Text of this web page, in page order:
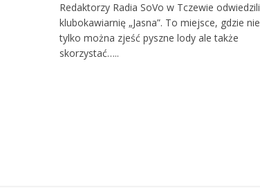
Redaktorzy Radia SoVo w Tczewie odwiedzili
klubokawiarnię „Jasna”. To miejsce, gdzie nie
tylko można zjeść pyszne lody ale także
skorzystać…..